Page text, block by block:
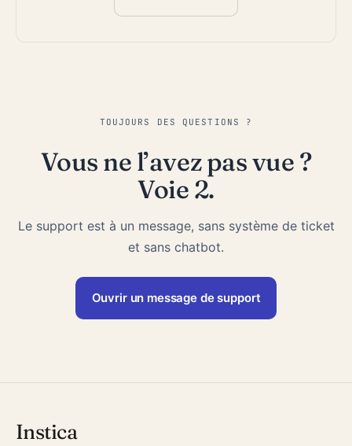
TOUJOURS DES QUESTIONS ?
Vous ne l’avez pas vue ?
Voie 2.
Le support est à un message, sans système de ticket
et sans chatbot.
Ouvrir un message de support
Instica